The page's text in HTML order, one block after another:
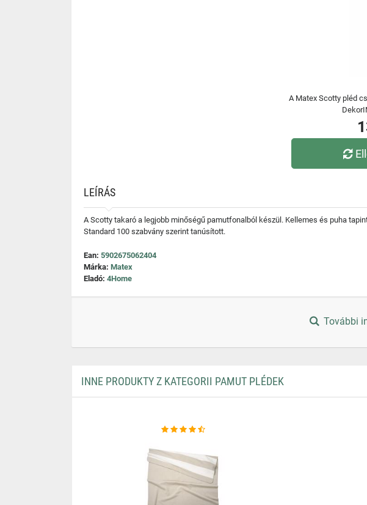
A Matex Scotty pléd
LEÍRÁS
A Scotty takaró a legjobb minőségű pamutfonalból készül. Kellemes és puha
Standard 100 szabvány szerint tanúsított.
Ean: 5902675062404
Márka: Matex
Eladó: 4Home
További
INNE PRODUKTY Z KATEGORII PAMUT PLÉDEK